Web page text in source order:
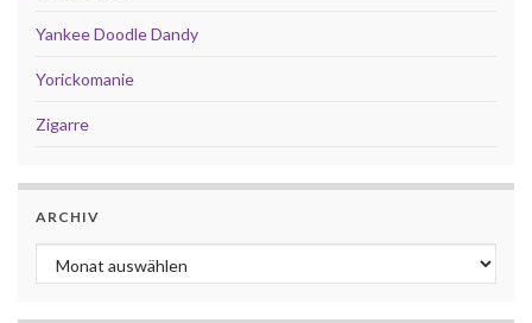
Yankee Doodle Dandy
Yorickomanie
Zigarre
ARCHIV
Archiv